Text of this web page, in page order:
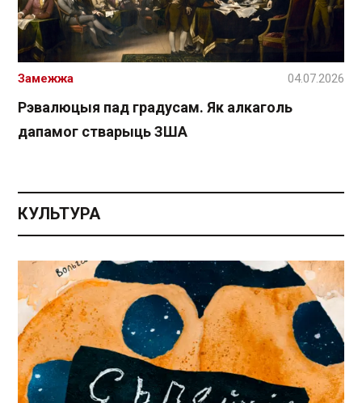
Рэвалюцыя пад градусам. Як алкаголь
дапамог стварыць ЗША
Замежжа 04.07.2026
КУЛЬТУРА